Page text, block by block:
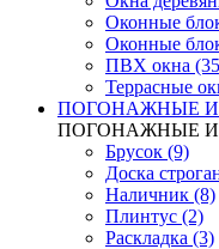
Оконные
Оконные
ПВХ окна
Террасные
ПОГОНАЖНЫЕ
ПОГОНАЖНЫЕ
Брусок (9)
Доска
Наличник (8)
Плинтус (2)
Раскладка (3)